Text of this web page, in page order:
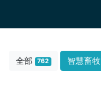
全部 762 智慧畜牧